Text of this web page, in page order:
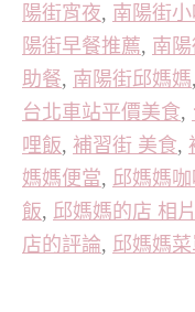
陽街宵夜, 南陽街
陽街早餐推薦, 南
助餐, 南陽街邱媽媽,
台北車站平價美食,
哩飯, 補習街 美食,
媽媽便當, 邱媽媽
飯, 邱媽媽的店 相片
店的評論, 邱媽媽